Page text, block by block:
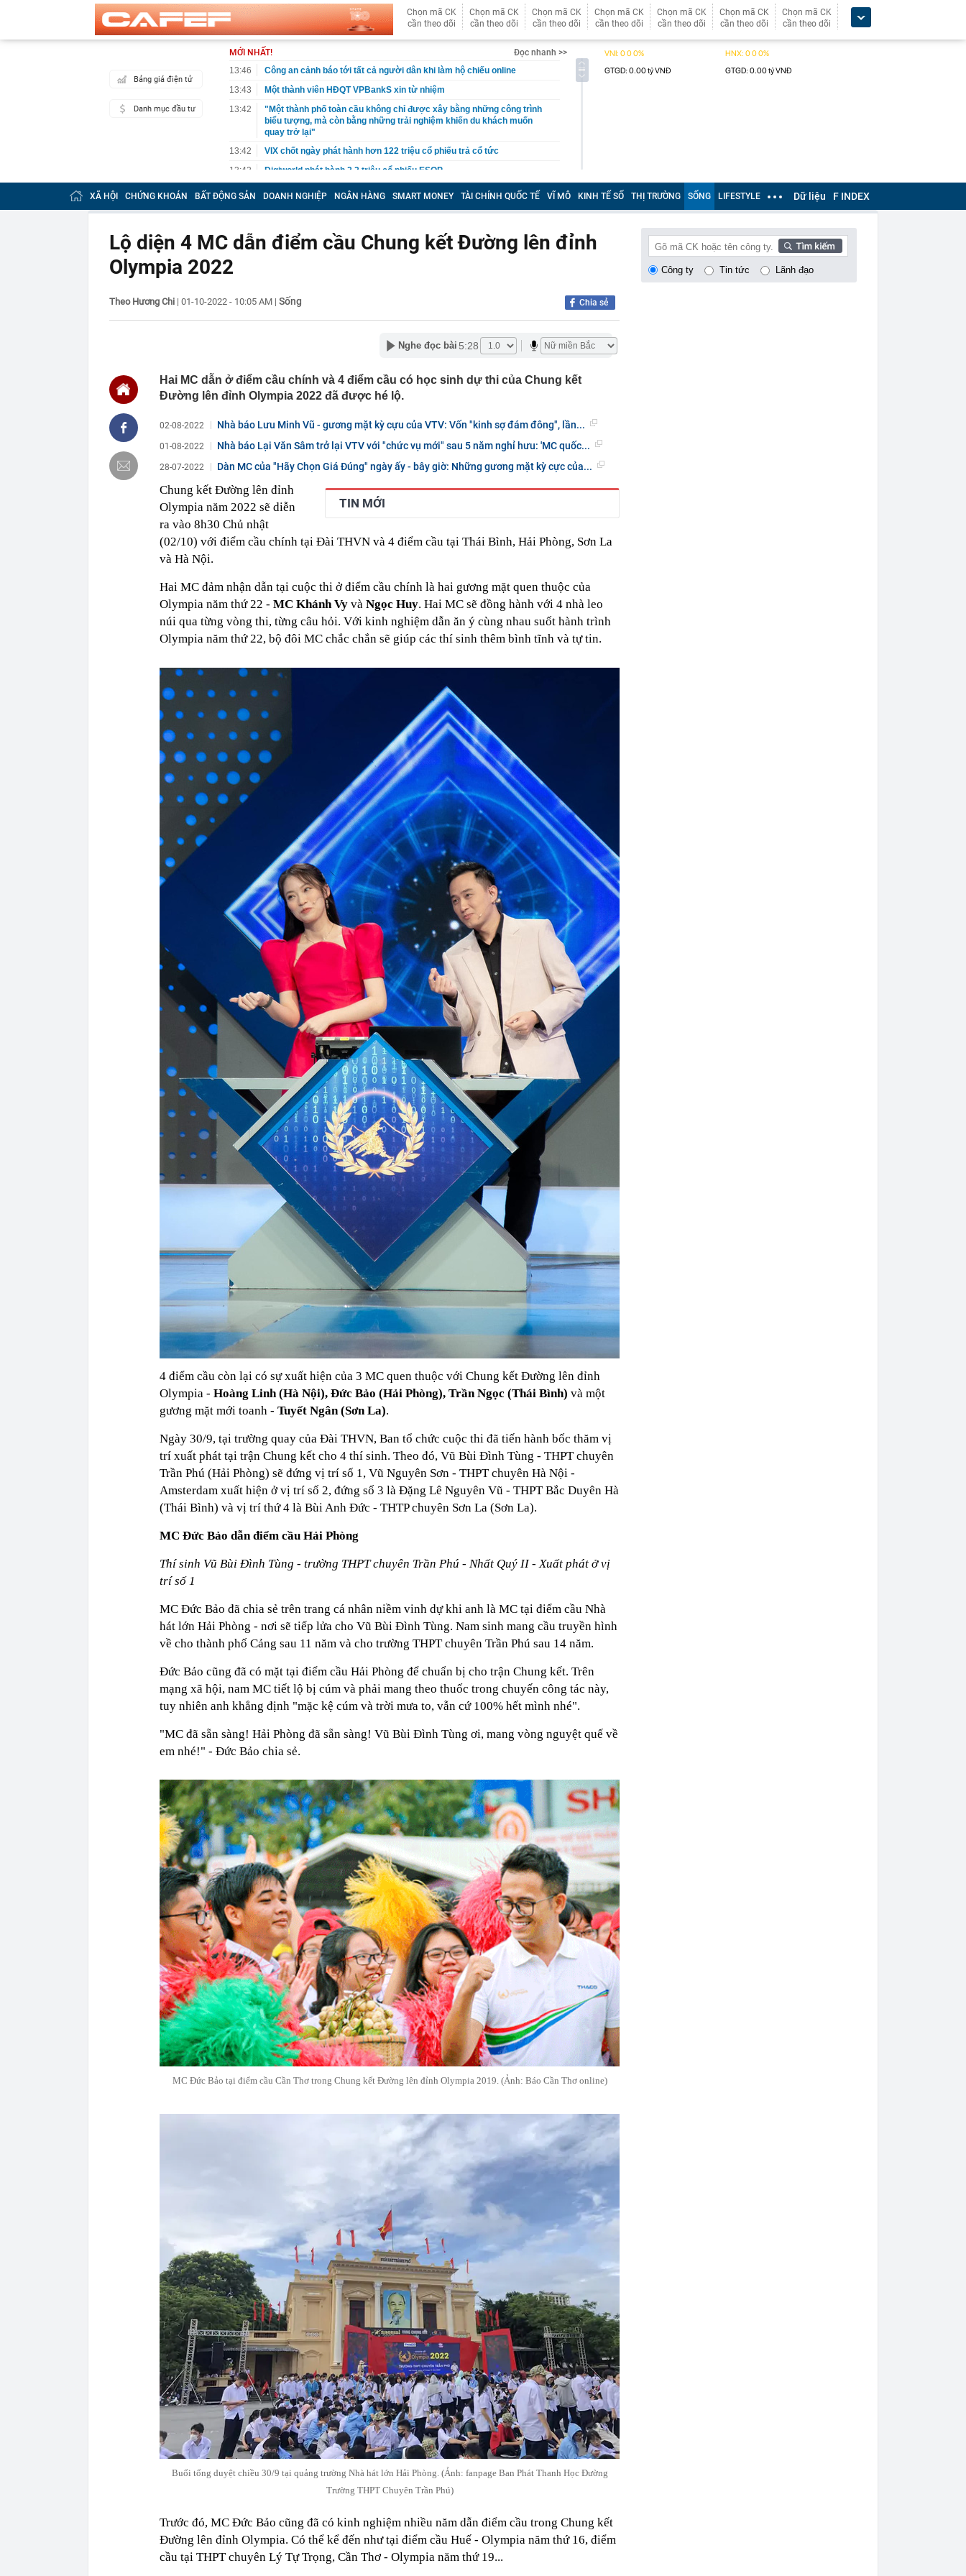
Chọn mã CK
cần theo dõi
Chọn mã CK
cần theo dõi
Chọn mã CK
cần theo dõi
Chọn mã CK
cần theo dõi
Chọn mã CK
cần theo dõi
Chọn mã CK
cần theo dõi
Chọn mã CK
cần theo dõi
Bảng giá điện tử
Danh mục đầu tư
MỚI NHẤT!
Đọc nhanh >>
13:46
Công an cảnh báo tới tất cả người dân khi làm hộ chiếu online
13:43
Một thành viên HĐQT VPBankS xin từ nhiệm
13:42
"Một thành phố toàn cầu không chỉ được xây bằng những công trình
biểu tượng, mà còn bằng những trải nghiệm khiến du khách muốn
quay trở lại"
13:42
VIX chốt ngày phát hành hơn 122 triệu cổ phiếu trả cổ tức
13:42
Digiworld phát hành 2,2 triệu cổ phiếu ESOP
13:40
MIC chốt ngày trả cổ tức bằng tiền mặt tỷ lệ 10%
13:37
Mazda CX-5 xả kho giảm giá tới 107 triệu đồng tại đại lý, bản cao giá
13:35
Grab lỗ 1,2 tỷ USD khi làm ngân hàng số
13:34
nhà ở xã hội và thương mại
13:32
Dấu hiệu phát hiện tài khoản Zalo và Facebook đang bị theo dõi từ xa
Nắng nóng và hạn hán làm lộ nhiều dấu tích dưới đáy sông ở châu Âu
13:26
Danh sách 3.055 lượt phạt nguội trong tháng 7, chủ phương tiện nhanh
chóng nộp phạt theo Nghị định 168
đặc biệt
tháng 9
13:12
Danh sách 4 trường đại học trực thuộc Đại học Kinh tế TP.HCM
13:10
Tên gọi Ô Quan Chưởng có ý nghĩa gì?
13:05
Khoan 600m xuống vùng nước nông, phát hiện mỏ dầu khí trữ lượng
13:00
Ngân hàng phát thông báo quan trọng tới tất cả người dùng thẻ
XÃ HỘI CHỨNG KHOÁN BẤT ĐỘNG SẢN DOANH NGHIỆP NGÂN HÀNG SMART MONEY TÀI CHÍNH QUỐC TẾ VĨ MÔ KINH TẾ SỐ THỊ TRƯỜNG SỐNG LIFESTYLE Dữ liệu F INDEX
Lộ diện 4 MC dẫn điểm cầu Chung kết Đường lên đỉnh
Olympia 2022
Theo Hương Chi | 01-10-2022 - 10:05 AM | Sống Chia sẻ
Nghe đọc bài 5:28
Hai MC dẫn ở điểm cầu chính và 4 điểm cầu có học sinh dự thi của Chung kết
Đường lên đỉnh Olympia 2022 đã được hé lộ.
02-08-2022 Nhà báo Lưu Minh Vũ - gương mặt kỳ cựu của VTV: Vốn "kinh sợ đám đông", lần...
01-08-2022 Nhà báo Lại Văn Sâm trở lại VTV với "chức vụ mới" sau 5 năm nghỉ hưu: 'MC quốc...
28-07-2022 Dàn MC của "Hãy Chọn Giá Đúng" ngày ấy - bây giờ: Những gương mặt kỳ cực của...
TIN MỚI
Chung kết Đường lên đỉnh
Olympia năm 2022 sẽ diễn
ra vào 8h30 Chủ nhật
(02/10) với điểm cầu chính tại Đài THVN và 4 điểm cầu tại Thái Bình, Hải Phòng, Sơn La
và Hà Nội.
Hai MC đảm nhận dẫn tại cuộc thi ở điểm cầu chính là hai gương mặt quen thuộc của
Olympia năm thứ 22 - MC Khánh Vy và Ngọc Huy. Hai MC sẽ đồng hành với 4 nhà leo
núi qua từng vòng thi, từng câu hỏi. Với kinh nghiệm dẫn ăn ý cùng nhau suốt hành trình
Olympia năm thứ 22, bộ đôi MC chắc chắn sẽ giúp các thí sinh thêm bình tĩnh và tự tin.
4 điểm cầu còn lại có sự xuất hiện của 3 MC quen thuộc với Chung kết Đường lên đỉnh
Olympia - Hoàng Linh (Hà Nội), Đức Bảo (Hải Phòng), Trần Ngọc (Thái Bình) và một
gương mặt mới toanh - Tuyết Ngân (Sơn La).
Ngày 30/9, tại trường quay của Đài THVN, Ban tổ chức cuộc thi đã tiến hành bốc thăm vị
trí xuất phát tại trận Chung kết cho 4 thí sinh. Theo đó, Vũ Bùi Đình Tùng - THPT chuyên
Trần Phú (Hải Phòng) sẽ đứng vị trí số 1, Vũ Nguyên Sơn - THPT chuyên Hà Nội -
Amsterdam xuất hiện ở vị trí số 2, đứng số 3 là Đặng Lê Nguyên Vũ - THPT Bắc Duyên Hà
(Thái Bình) và vị trí thứ 4 là Bùi Anh Đức - THTP chuyên Sơn La (Sơn La).
MC Đức Bảo dẫn điểm cầu Hải Phòng
Thí sinh Vũ Bùi Đình Tùng - trường THPT chuyên Trần Phú - Nhất Quý II - Xuất phát ở vị
trí số 1
MC Đức Bảo đã chia sẻ trên trang cá nhân niềm vinh dự khi anh là MC tại điểm cầu Nhà
hát lớn Hải Phòng - nơi sẽ tiếp lửa cho Vũ Bùi Đình Tùng. Nam sinh mang cầu truyền hình
về cho thành phố Cảng sau 11 năm và cho trường THPT chuyên Trần Phú sau 14 năm.
Đức Bảo cũng đã có mặt tại điểm cầu Hải Phòng để chuẩn bị cho trận Chung kết. Trên
mạng xã hội, nam MC tiết lộ bị cúm và phải mang theo thuốc trong chuyến công tác này,
tuy nhiên anh khẳng định "mặc kệ cúm và trời mưa to, vẫn cứ 100% hết mình nhé".
"MC đã sẵn sàng! Hải Phòng đã sẵn sàng! Vũ Bùi Đình Tùng ơi, mang vòng nguyệt quế về
em nhé!" - Đức Bảo chia sẻ.
MC Đức Bảo tại điểm cầu Cần Thơ trong Chung kết Đường lên đỉnh Olympia 2019. (Ảnh: Báo Cần Thơ online)
Buổi tổng duyệt chiều 30/9 tại quảng trường Nhà hát lớn Hải Phòng. (Ảnh: fanpage Ban Phát Thanh Học Đường
Trường THPT Chuyên Trần Phú)
Trước đó, MC Đức Bảo cũng đã có kinh nghiệm nhiều năm dẫn điểm cầu trong Chung kết
Đường lên đỉnh Olympia. Có thể kể đến như tại điểm cầu Huế - Olympia năm thứ 16, điểm
cầu tại THPT chuyên Lý Tự Trọng, Cần Thơ - Olympia năm thứ 19...
Công ty Tin tức Lãnh đạo